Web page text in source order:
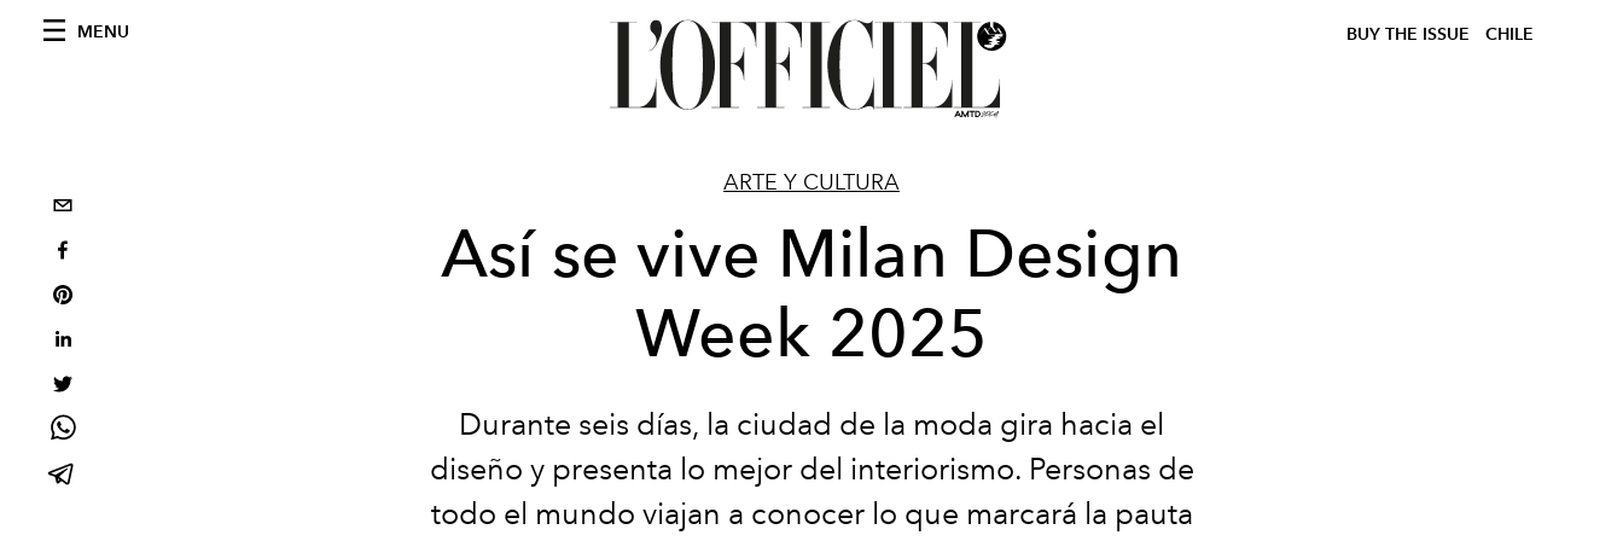
MENU BUY THE ISSUE CHILE
ARTE Y CULTURA
Así se vive Milan Design
Week 2025
Durante seis días, la ciudad de la moda gira hacia el
diseño y presenta lo mejor del interiorismo. Personas de
todo el mundo viajan a conocer lo que marcará la pauta